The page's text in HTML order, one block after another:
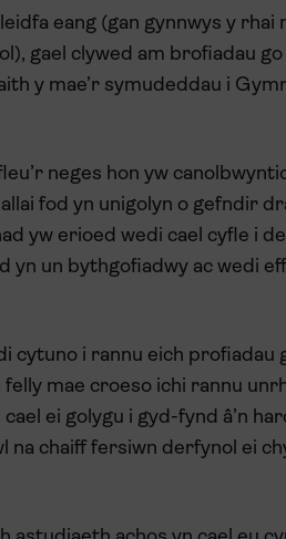
eang (gan gynnwys y
gael clywed am brofiadau
y mae’r symudeddau i
neges hon yw
fod yn unigolyn o gefndir
yw erioed wedi cael cyfle i
un bythgofiadwy ac wedi
cytuno i rannu eich profiadau
mae croeso ichi rannu
ei golygu i gyd-fynd â’n
na chaiff fersiwn derfynol ei